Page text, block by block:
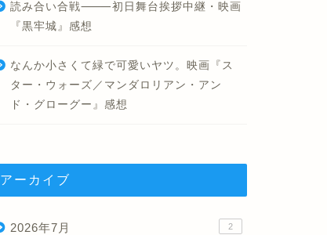
読み合い合戦⸻初日舞台挨拶中継・映画
『黒牢城』感想
なんか小さくて緑で可愛いヤツ。映画『ス
ター・ウォーズ／マンダロリアン・アン
ド・グローグー』感想
アーカイブ
2026年7月 2